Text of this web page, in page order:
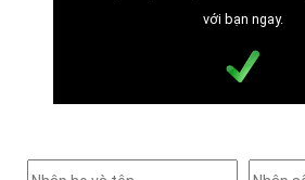
với bạn ngay.